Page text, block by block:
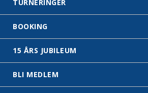
TURNERINGER
BOOKING
15 ÅRS JUBILEUM
BLI MEDLEM